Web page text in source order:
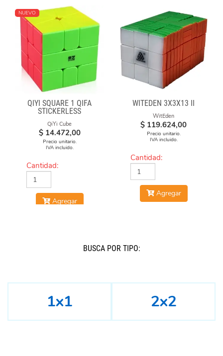
NUEVO
QIYI SQUARE 1 QIFA
STICKERLESS
QiYi Cube
$ 14.472,00
Precio unitario.
IVA incluido.
Cantidad:
Agregar
WITEDEN 3X3X13 II
WitEden
$ 119.624,00
Precio unitario.
IVA incluido.
Cantidad:
Agregar
BUSCÁ POR TIPO:
1x1 2x2